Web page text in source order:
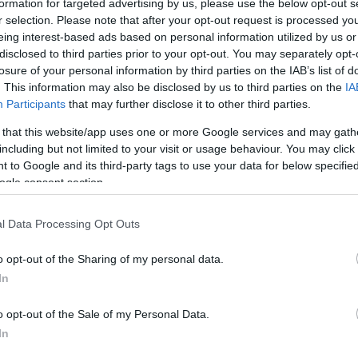
for targeted advertising by us, please use the below opt-out
selection. Please note that after your opt-out request is processed
interest-based ads based on personal information utilized by us
to third parties prior to your opt-out. You may separately
of your personal information by third parties on the IAB’s list of
This information may also be disclosed by us to third parties on the
Participants that may further disclose it to other third parties.
that this website/app uses one or more Google services and may
but not limited to your visit or usage behaviour. You may
to Google and its third-party tags to use your data for below
consent section.
Data Processing Opt Outs
opt-out of the Sharing of my personal data.
opt-out of the Sale of my Personal Data.